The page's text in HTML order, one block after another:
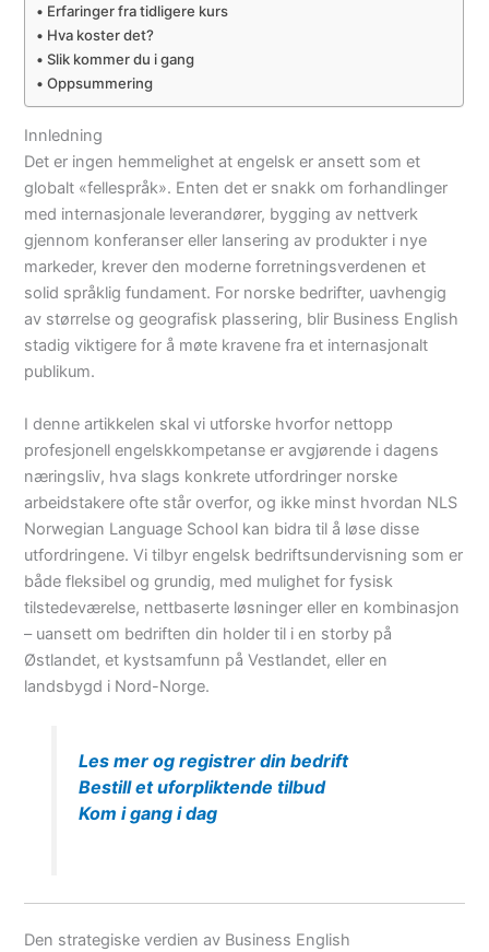
Erfaringer fra tidligere kurs
Hva koster det?
Slik kommer du i gang
Oppsummering
Innledning
Det er ingen hemmelighet at engelsk er ansett som et
globalt «fellespråk». Enten det er snakk om forhandlinger
med internasjonale leverandører, bygging av nettverk
gjennom konferanser eller lansering av produkter i nye
markeder, krever den moderne forretningsverdenen et
solid språklig fundament. For norske bedrifter, uavhengig
av størrelse og geografisk plassering, blir Business English
stadig viktigere for å møte kravene fra et internasjonalt
publikum.
I denne artikkelen skal vi utforske hvorfor nettopp
profesjonell engelskkompetanse er avgjørende i dagens
næringsliv, hva slags konkrete utfordringer norske
arbeidstakere ofte står overfor, og ikke minst hvordan NLS
Norwegian Language School kan bidra til å løse disse
utfordringene. Vi tilbyr engelsk bedriftsundervisning som er
både fleksibel og grundig, med mulighet for fysisk
tilstedeværelse, nettbaserte løsninger eller en kombinasjon
– uansett om bedriften din holder til i en storby på
Østlandet, et kystsamfunn på Vestlandet, eller en
landsbygd i Nord-Norge.
Les mer og registrer din bedrift
Bestill et uforpliktende tilbud
Kom i gang i dag
Den strategiske verdien av Business English